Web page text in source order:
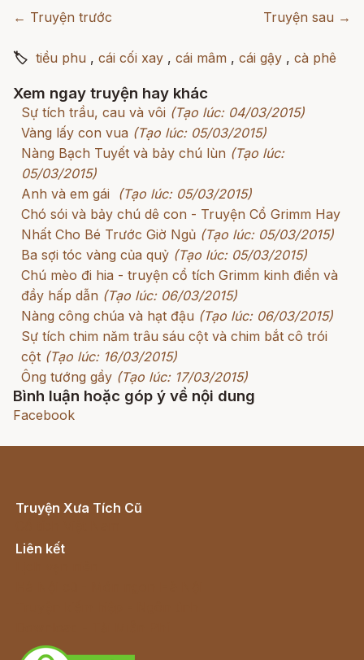
← Truyện trước Truyện sau →
🏷 tiều phu , cái cối xay , cái mâm , cái gậy , cà phê
Xem ngay truyện hay khác
Sự tích trầu, cau và vôi (Tạo lúc: 04/03/2015)
Vàng lấy con vua (Tạo lúc: 05/03/2015)
Nàng Bạch Tuyết và bảy chú lùn (Tạo lúc:
05/03/2015)
Anh và em gái
(Tạo lúc: 05/03/2015)
Chó sói và bảy chú dê con - Truyện Cổ Grimm Hay
Nhất Cho Bé Trước Giờ Ngủ (Tạo lúc: 05/03/2015)
Ba sợi tóc vàng của quỷ (Tạo lúc: 05/03/2015)
Chú mèo đi hia - truyện cổ tích Grimm kinh điển và
đầy hấp dẫn (Tạo lúc: 06/03/2015)
Nàng công chúa và hạt đậu (Tạo lúc: 06/03/2015)
Sự tích chim năm trâu sáu cột và chim bắt cô trói
cột (Tạo lúc: 16/03/2015)
Ông tướng gầy (Tạo lúc: 17/03/2015)
Bình luận hoặc góp ý về nội dung
Facebook
Truyện Xưa Tích Cũ
Liên kết